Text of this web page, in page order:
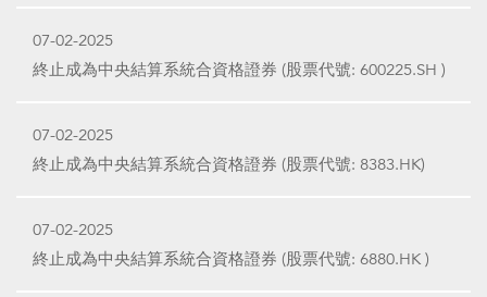
07-02-2025
終止成為中央結算系統合資格證券 (股票代號: 600225.SH )
07-02-2025
終止成為中央結算系統合資格證券 (股票代號: 8383.HK)
07-02-2025
終止成為中央結算系統合資格證券 (股票代號: 6880.HK )